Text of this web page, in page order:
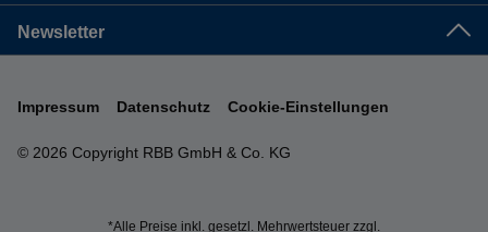
Newsletter
© 2026 Copyright RBB GmbH & Co. KG
Impressum Datenschutz Cookie-Einstellungen
*Alle Preise inkl. gesetzl. Mehrwertsteuer zzgl.